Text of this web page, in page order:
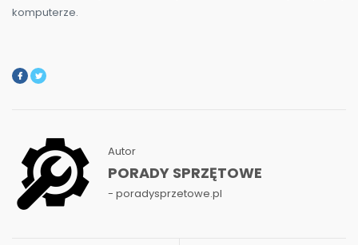
komputerze.
Autor
PORADY SPRZĘTOWE
- poradysprzetowe.pl